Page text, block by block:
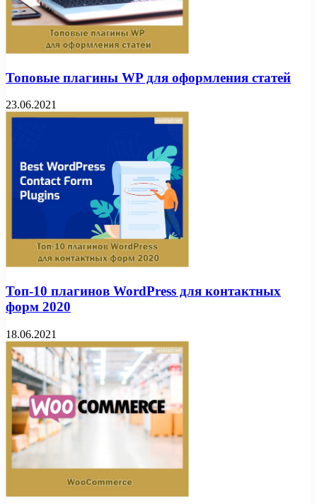
Топовые плагины WP для оформления статей
23.06.2021
Топ-10 плагинов WordPress для контактных
форм 2020
18.06.2021